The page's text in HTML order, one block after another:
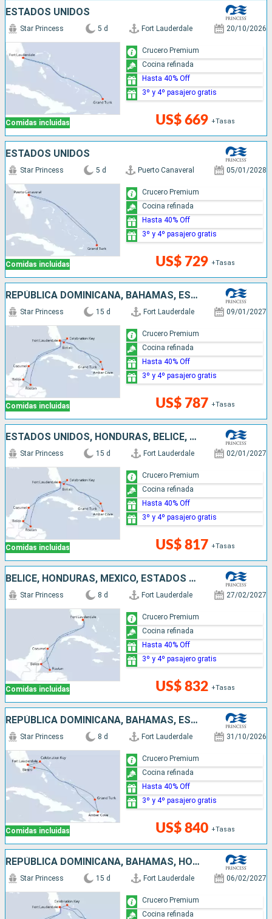
ESTADOS UNIDOS
Comidas incluidas
Star Princess 5 d Fort Lauderdale 20/10/2026
US$ 669 +Tasas
Crucero Premium
Cocina refinada
Hasta 40% Off
3º y 4º pasajero gratis
ESTADOS UNIDOS
Comidas incluidas
Star Princess 5 d Puerto Canaveral 05/01/2028
US$ 729 +Tasas
Crucero Premium
Cocina refinada
Hasta 40% Off
3º y 4º pasajero gratis
REPÚBLICA DOMINICANA, BAHAMAS, ESTADOS UNIDOS, HONDURAS, BELICE, MÉXICO
Comidas incluidas
Star Princess 15 d Fort Lauderdale 09/01/2027
US$ 787 +Tasas
Crucero Premium
Cocina refinada
Hasta 40% Off
3º y 4º pasajero gratis
ESTADOS UNIDOS, HONDURAS, BELICE, MÉXICO, REPÚBLICA DOMINICANA, BAHAMAS
Comidas incluidas
Star Princess 15 d Fort Lauderdale 02/01/2027
US$ 817 +Tasas
Crucero Premium
Cocina refinada
Hasta 40% Off
3º y 4º pasajero gratis
BELICE, HONDURAS, MÉXICO, ESTADOS UNIDOS
Comidas incluidas
Star Princess 8 d Fort Lauderdale 27/02/2027
US$ 832 +Tasas
Crucero Premium
Cocina refinada
Hasta 40% Off
3º y 4º pasajero gratis
REPÚBLICA DOMINICANA, BAHAMAS, ESTADOS UNIDOS
Comidas incluidas
Star Princess 8 d Fort Lauderdale 31/10/2026
US$ 840 +Tasas
Crucero Premium
Cocina refinada
Hasta 40% Off
3º y 4º pasajero gratis
REPÚBLICA DOMINICANA, BAHAMAS, HONDURAS, BELICE, MÉXICO, ESTADOS UNIDOS
Star Princess 15 d Fort Lauderdale 06/02/2027
Crucero Premium
Cocina refinada